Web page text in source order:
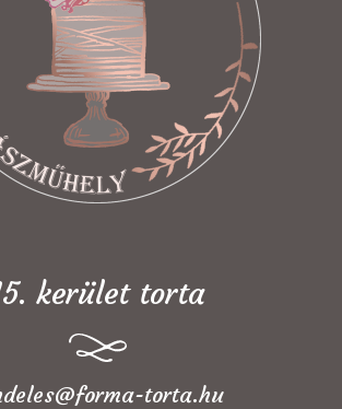
kerület torta
torta.hu